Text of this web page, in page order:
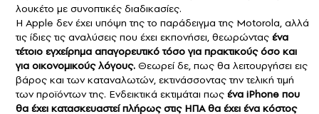
λουκέτο με συνοπτικές διαδικασίες.
Η Apple δεν έχει υπόψη της το παράδειγμα της Motorola, αλλά
τις ίδιες τις αναλύσεις που έχει εκπονήσει, θεωρώντας ένα
τέτοιο εγχείρημα απαγορευτικό τόσο για πρακτικούς όσο και
για οικονομικούς λόγους. Θεωρεί δε, πως θα λειτουργήσει εις
βάρος και των καταναλωτών, εκτινάσσοντας την τελική τιμή
των προϊόντων της. Ενδεικτικά εκτιμάται πως ένα iPhone που
θα έχει κατασκευαστεί πλήρως στις ΗΠΑ θα έχει ένα κόστος